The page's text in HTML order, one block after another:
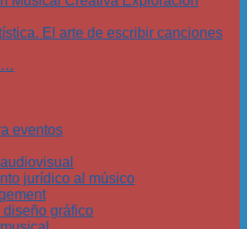
El arte de escribir canciones
eventos
jurídico al músico
diseño gráfico